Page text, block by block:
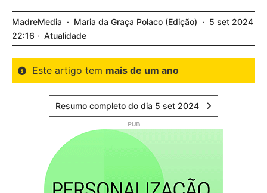
MadreMedia Maria da Graça Polaco Edição 5 set 2024
22:16
Atualidade
Este artigo tem mais de um ano
Resumo completo do dia 5 set 2024